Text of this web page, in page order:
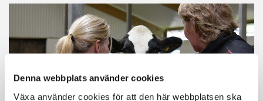
Denna webbplats använder cookies
Växa använder cookies för att den här webbplatsen ska